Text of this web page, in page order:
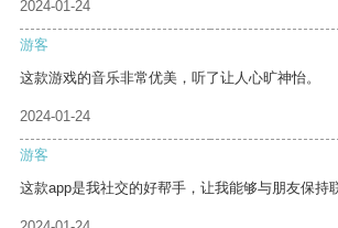
2024-01-24
游客
这款游戏的音乐非常优美，听了让人心旷神怡。
2024-01-24
游客
这款app是我社交的好帮手，让我能够与朋友保持